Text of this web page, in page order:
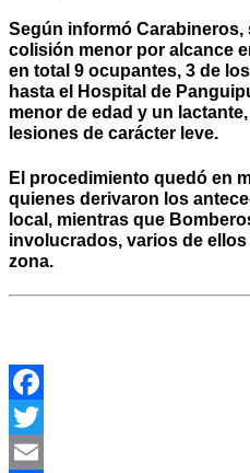
Según informó Carabineros,
colisión menor por alcance
en total 9 ocupantes, 3 de
hasta el Hospital de
menor de edad y un
lesiones de carácter leve.
El procedimiento quedó en
quienes derivaron los
local, mientras que
involucrados, varios de
zona.
Facebook
Twitter